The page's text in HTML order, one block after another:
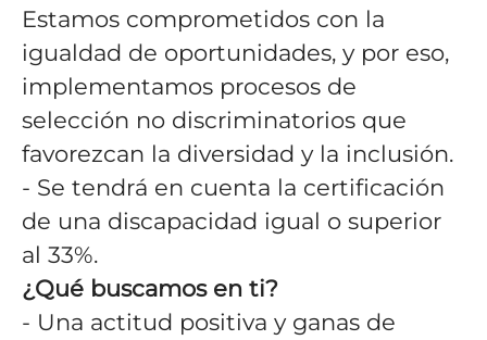
Estamos comprometidos con la
igualdad de oportunidades, y por eso,
implementamos procesos de
selección no discriminatorios que
favorezcan la diversidad y la inclusión.
- Se tendrá en cuenta la certificación
de una discapacidad igual o superior
al 33%.
¿Qué buscamos en ti?
- Una actitud positiva y ganas de